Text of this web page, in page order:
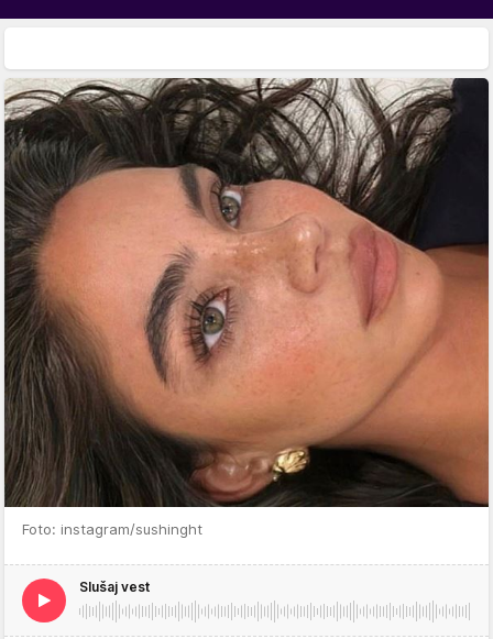
Foto: instagram/sushinght
Slušaj vest